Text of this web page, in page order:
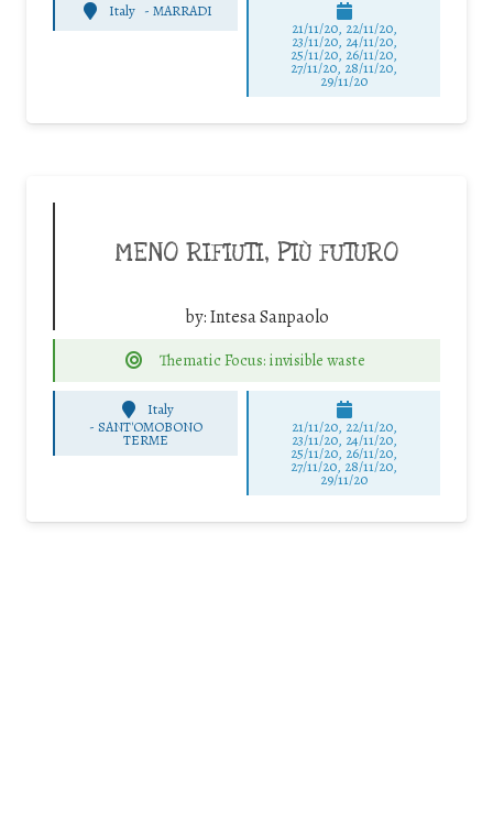
Italy -MARRADI
21/11/20, 22/11/20,
23/11/20, 24/11/20,
25/11/20, 26/11/20,
27/11/20, 28/11/20,
29/11/20
MENO RIFIUTI, PIÙ FUTURO
by:Intesa Sanpaolo
Thematic Focus: invisible waste
Italy
-SANT'OMOBONO
TERME
21/11/20, 22/11/20,
23/11/20, 24/11/20,
25/11/20, 26/11/20,
27/11/20, 28/11/20,
29/11/20